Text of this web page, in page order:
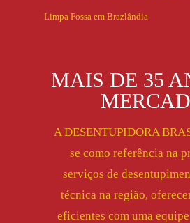
Limpa Fossa em Brazlândia
MAIS DE 35
A DESENTUPIDORA
se como referência na
serviços de
técnica na região,
eficientes com uma